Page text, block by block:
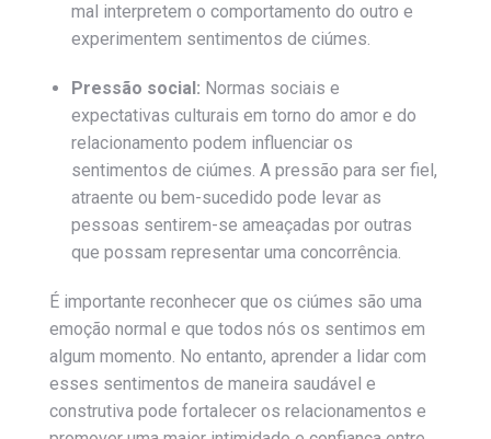
mal interpretem o comportamento do outro e
experimentem sentimentos de ciúmes.
Pressão social: Normas sociais e
expectativas culturais em torno do amor e do
relacionamento podem influenciar os
sentimentos de ciúmes. A pressão para ser fiel,
atraente ou bem-sucedido pode levar as
pessoas sentirem-se ameaçadas por outras
que possam representar uma concorrência.
É importante reconhecer que os ciúmes são uma
emoção normal e que todos nós os sentimos em
algum momento. No entanto, aprender a lidar com
esses sentimentos de maneira saudável e
construtiva pode fortalecer os relacionamentos e